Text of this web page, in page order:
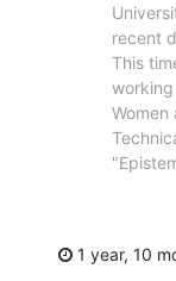
recent
This
Women
1 year, 10